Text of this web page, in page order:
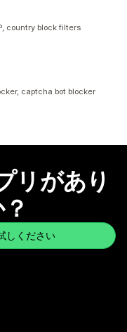
country block filters
captcha bot blocker
リがあり
しください